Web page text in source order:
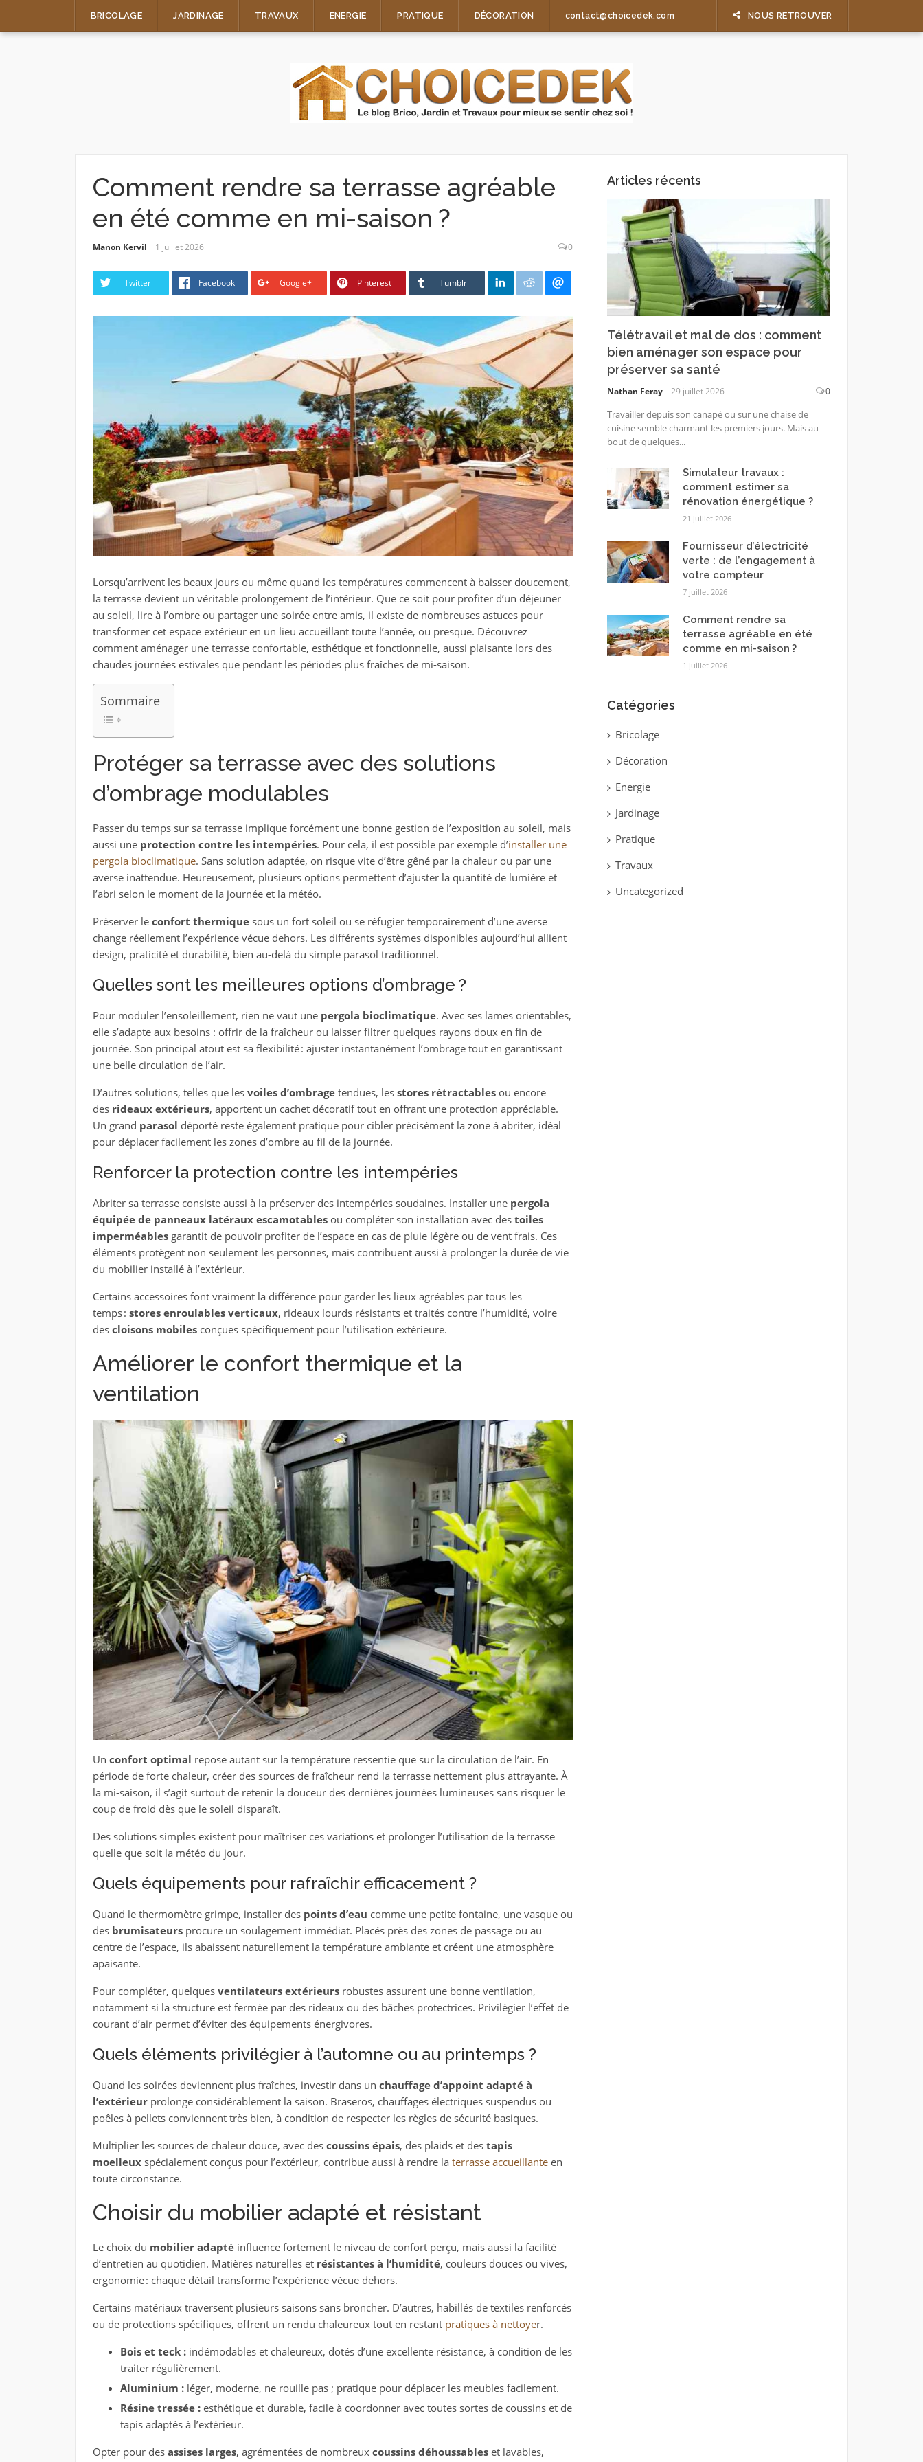
BRICOLAGE JARDINAGE TRAVAUX ENERGIE PRATIQUE DÉCORATION contact@choicedek.com NOUS RETROUVER
Comment rendre sa terrasse agréable
en été comme en mi-saison ?
Manon Kervil 1 juillet 2026 0
Twitter Facebook Google+ Pinterest Tumblr
Lorsqu’arrivent les beaux jours ou même quand les températures commencent à baisser doucement,
la terrasse devient un véritable prolongement de l’intérieur. Que ce soit pour profiter d’un déjeuner
au soleil, lire à l’ombre ou partager une soirée entre amis, il existe de nombreuses astuces pour
transformer cet espace extérieur en un lieu accueillant toute l’année, ou presque. Découvrez
comment aménager une terrasse confortable, esthétique et fonctionnelle, aussi plaisante lors des
chaudes journées estivales que pendant les périodes plus fraîches de mi-saison.
Sommaire
Protéger sa terrasse avec des solutions
d’ombrage modulables
Passer du temps sur sa terrasse implique forcément une bonne gestion de l’exposition au soleil, mais
aussi une protection contre les intempéries. Pour cela, il est possible par exemple d’installer une
pergola bioclimatique. Sans solution adaptée, on risque vite d’être gêné par la chaleur ou par une
averse inattendue. Heureusement, plusieurs options permettent d’ajuster la quantité de lumière et
l’abri selon le moment de la journée et la météo.
Préserver le confort thermiquesous un fort soleil ou se réfugier temporairement d’une averse
change réellement l’expérience vécue dehors. Les différents systèmes disponibles aujourd’hui allient
design, praticité et durabilité, bien au-delà du simple parasol traditionnel.
Quelles sont les meilleures options d’ombrage ?
Pour moduler l’ensoleillement, rien ne vaut une pergola bioclimatique. Avec ses lames orientables,
elle s’adapte aux besoins : offrir de la fraîcheur ou laisser filtrer quelques rayons doux en fin de
journée. Son principal atout est sa flexibilité : ajuster instantanément l’ombrage tout en garantissant
une belle circulation de l’air.
D’autres solutions, telles que les voiles d’ombragetendues, les stores rétractablesou encore
des rideaux extérieurs, apportent un cachet décoratif tout en offrant une protection appréciable.
Un grand parasol déporté reste également pratique pour cibler précisément la zone à abriter, idéal
pour déplacer facilement les zones d’ombre au fil de la journée.
Renforcer la protection contre les intempéries
Abriter sa terrasse consiste aussi à la préserver des intempéries soudaines. Installer une pergola
équipée de panneaux latéraux escamotablesou compléter son installation avec des toiles
imperméablesgarantit de pouvoir profiter de l’espace en cas de pluie légère ou de vent frais. Ces
éléments protègent non seulement les personnes, mais contribuent aussi à prolonger la durée de vie
du mobilier installé à l’extérieur.
Certains accessoires font vraiment la différence pour garder les lieux agréables par tous les
temps : stores enroulables verticaux, rideaux lourds résistants et traités contre l’humidité, voire
des cloisons mobilesconçues spécifiquement pour l’utilisation extérieure.
Améliorer le confort thermique et la
ventilation
Un confort optimal repose autant sur la température ressentie que sur la circulation de l’air. En
période de forte chaleur, créer des sources de fraîcheur rend la terrasse nettement plus attrayante. À
la mi-saison, il s’agit surtout de retenir la douceur des dernières journées lumineuses sans risquer le
coup de froid dès que le soleil disparaît.
Des solutions simples existent pour maîtriser ces variations et prolonger l’utilisation de la terrasse
quelle que soit la météo du jour.
Quels équipements pour rafraîchir efficacement ?
Quand le thermomètre grimpe, installer des points d’eau comme une petite fontaine, une vasque ou
des brumisateursprocure un soulagement immédiat. Placés près des zones de passage ou au
centre de l’espace, ils abaissent naturellement la température ambiante et créent une atmosphère
apaisante.
Pour compléter, quelques ventilateurs extérieursrobustes assurent une bonne ventilation,
notamment si la structure est fermée par des rideaux ou des bâches protectrices. Privilégier l’effet de
courant d’air permet d’éviter des équipements énergivores.
Quels éléments privilégier à l’automne ou au printemps ?
Quand les soirées deviennent plus fraîches, investir dans un chauffage d’appoint adapté à
l’extérieurprolonge considérablement la saison. Braseros, chauffages électriques suspendus ou
poêles à pellets conviennent très bien, à condition de respecter les règles de sécurité basiques.
Multiplier les sources de chaleur douce, avec des coussins épais, des plaids et des tapis
moelleuxspécialement conçus pour l’extérieur, contribue aussi à rendre la terrasse accueillanteen
toute circonstance.
Choisir du mobilier adapté et résistant
Le choix du mobilier adaptéinfluence fortement le niveau de confort perçu, mais aussi la facilité
d’entretien au quotidien. Matières naturelles et résistantes à l’humidité, couleurs douces ou vives,
ergonomie : chaque détail transforme l’expérience vécue dehors.
Certains matériaux traversent plusieurs saisons sans broncher. D’autres, habillés de textiles renforcés
ou de protections spécifiques, offrent un rendu chaleureux tout en restant pratiques à nettoyer.
Bois et teck :indémodables et chaleureux, dotés d’une excellente résistance, à condition de les
traiter régulièrement.
Aluminium :léger, moderne, ne rouille pas ; pratique pour déplacer les meubles facilement.
Résine tressée :esthétique et durable, facile à coordonner avec toutes sortes de coussins et de
tapis adaptés à l’extérieur.
Opter pour des assises larges, agrémentées de nombreux coussins déhoussableset lavables,
Articles récents
Télétravail et mal de dos : comment
bien aménager son espace pour
préserver sa santé
Nathan Feray 29 juillet 2026 0
Travailler depuis son canapé ou sur une chaise de
cuisine semble charmant les premiers jours. Mais au
bout de quelques...
Simulateur travaux :
comment estimer sa
rénovation énergétique ?
21 juillet 2026
Fournisseur d’électricité
verte : de l’engagement à
votre compteur
7 juillet 2026
Comment rendre sa
terrasse agréable en été
comme en mi-saison ?
1 juillet 2026
Catégories
Bricolage
Décoration
Energie
Jardinage
Pratique
Travaux
Uncategorized